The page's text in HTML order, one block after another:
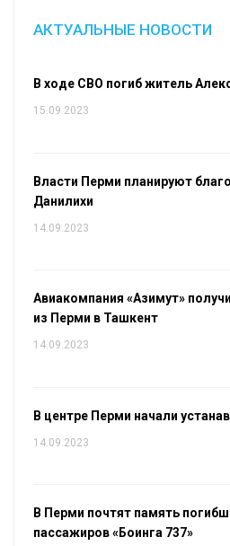
АКТУАЛЬНЫЕ НОВОСТИ
В ходе СВО погиб житель
15.09.2023
Власти Перми планируют
Данилихи
14.09.2023
Авиакомпания «Азимут»
из Перми в Ташкент
14.09.2023
В центре Перми начали
14.09.2023
В Перми почтят память
пассажиров «Боинга 737»